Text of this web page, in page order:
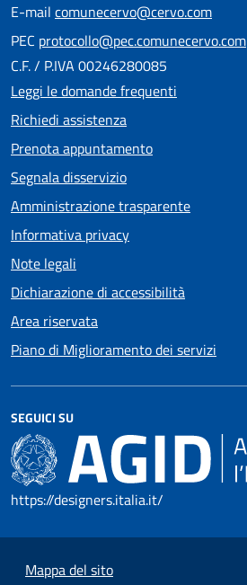
E-mail comunecervo@cervo.com
PEC protocollo@pec.comunecervo.com
C.F. / P.IVA 00246280085
Leggi le domande frequenti
Richiedi assistenza
Prenota appuntamento
Segnala disservizio
Amministrazione trasparente
Informativa privacy
Note legali
Dichiarazione di accessibilità
Area riservata
Piano di Miglioramento dei servizi
SEGUICI SU
https://designers.italia.it/
Mappa del sito